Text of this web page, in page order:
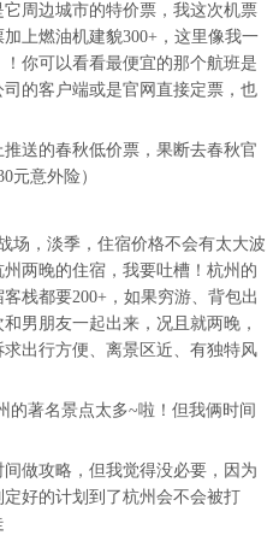
周边城市的特价票，我这次机票
上燃油机建貌300+，这里像我一
你可以看看最便宜的那个航班是
的客户端或是官网直接定票，也
送的春秋低价票，果断去春秋官
元意外险）
场，淡季，住宿价格不会有太大波
两晚的住宿，我要吐槽！杭州的
栈都要200+，如果穷游、背包出
男朋友一起出来，况且就两晚，
出行方便、离景区近、有独特风
的著名景点太多~啦！但我俩时间
做攻略，但我觉得没必要，因为
好的计划到了杭州会不会被打